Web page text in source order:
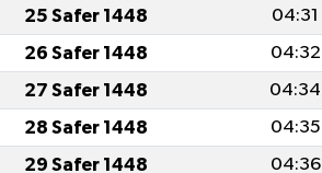
25 Safer 1448 04:31
26 Safer 1448 04:32
27 Safer 1448 04:34
28 Safer 1448 04:35
29 Safer 1448 04:36